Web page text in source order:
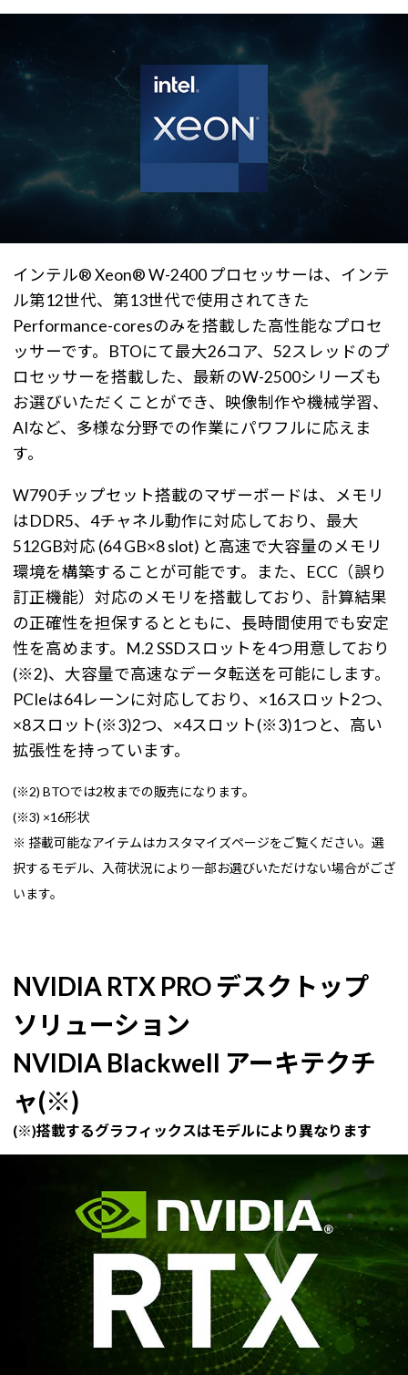
インテル® Xeon® W-2400 プロセッサーは、インテ
ル第12世代、第13世代で使用されてきた
Performance-coresのみを搭載した高性能なプロセ
ッサーです。BTOにて最大26コア、52スレッドのプ
ロセッサーを搭載した、最新のW-2500シリーズも
お選びいただくことができ、映像制作や機械学習、
AIなど、多様な分野での作業にパワフルに応えま
す。
W790チップセット搭載のマザーボードは、メモリ
はDDR5、4チャネル動作に対応しており、最大
512GB対応 (64 GB×8 slot) と高速で大容量のメモリ
環境を構築することが可能です。また、ECC（誤り
訂正機能）対応のメモリを搭載しており、計算結果
の正確性を担保するとともに、長時間使用でも安定
性を高めます。M.2 SSDスロットを4つ用意しており
(※2)、大容量で高速なデータ転送を可能にします。
PCIeは64レーンに対応しており、×16スロット2つ、
×8スロット(※3)2つ、×4スロット(※3)1つと、高い
拡張性を持っています。
(※2) BTOでは2枚までの販売になります。
(※3) ×16形状
※ 搭載可能なアイテムはカスタマイズページをご覧ください。選
択するモデル、入荷状況により一部お選びいただけない場合がござ
います。
NVIDIA RTX PRO デスクトップ
ソリューション
NVIDIA Blackwell アーキテクチ
ャ(※)
(※)搭載するグラフィックスはモデルにより異なります